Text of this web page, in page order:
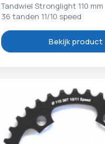
Tandwiel Stronglight 110
36 tanden 11/10 speed
Bekijk product